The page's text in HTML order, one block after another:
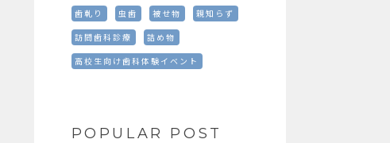
歯軋り
虫歯 被せ物
親知らず
訪問歯科診療
詰め物
高校生向け歯科体験イベント
POPULAR POST